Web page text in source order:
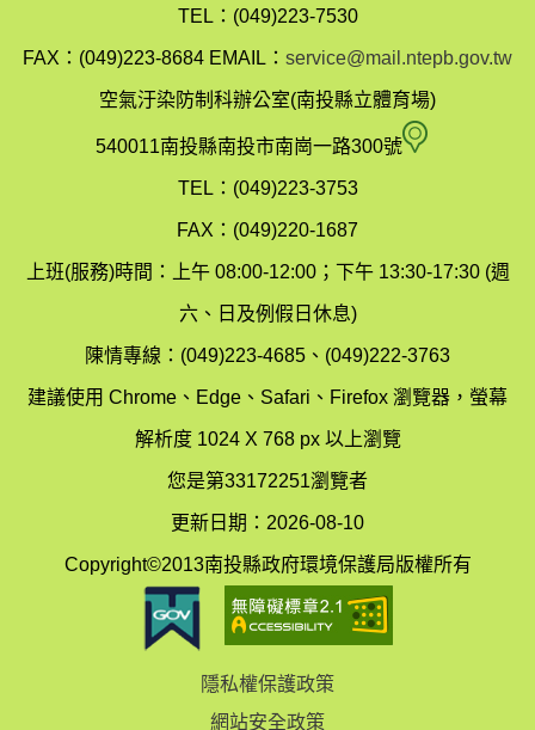
縣
保
局
圖
TEL：(049)223-7530
FAX：(049)223-8684 EMAIL： service@mail.ntepb.gov.tw
空氣汙染防制科辦公室(南投縣立體育場)
540011南投縣南投市南崗一路300號 空
染
制
科
(南
TEL：(049)223-3753
FAX：(049)220-1687
上班(服務)時間：上午 08:00-12:00；下午 13:30-17:30 (週
六、日及例假日休息)
陳情專線：(049)223-4685、(049)222-3763
建議使用 Chrome、Edge、Safari、Firefox 瀏覽器，螢幕
解析度 1024 X 768 px 以上瀏覽
您是第33172251瀏覽者
更新日期：2026-08-10
Copyright©2013南投縣政府環境保護局版權所有
隱私權保護政策
網站安全政策